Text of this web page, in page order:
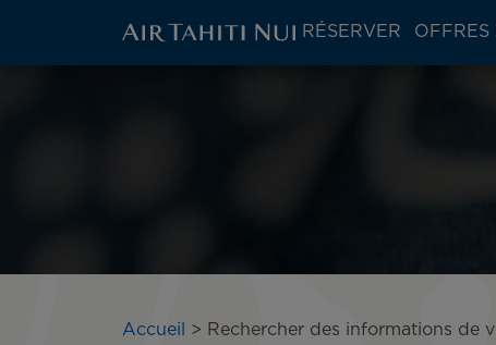
ATN:
Main
RÉSERVER OFFRES
Fil
Accueil Rechercher des informations de